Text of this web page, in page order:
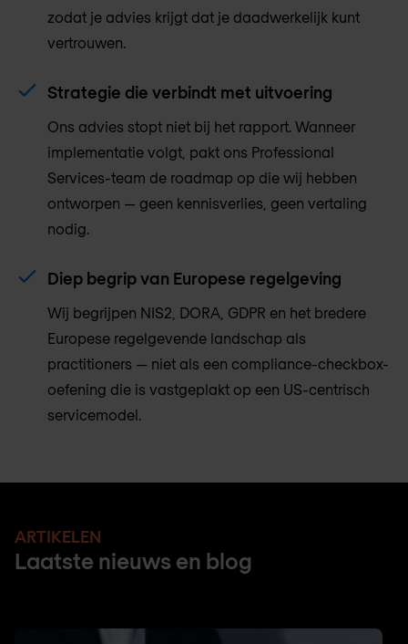
zodat je advies krijgt dat je daadwerkelijk kunt
vertrouwen.
Strategie die verbindt met uitvoering
Ons advies stopt niet bij het rapport. Wanneer
implementatie volgt, pakt ons Professional
Services-team de roadmap op die wij hebben
ontworpen — geen kennisverlies, geen vertaling
nodig.
Diep begrip van Europese regelgeving
Wij begrijpen NIS2, DORA, GDPR en het bredere
Europese regelgevende landschap als
practitioners — niet als een compliance-checkbox-
oefening die is vastgeplakt op een US-centrisch
servicemodel.
ARTIKELEN
Laatste nieuws en blog